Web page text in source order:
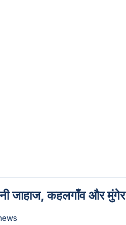
जाहाज, कहलगाँव और